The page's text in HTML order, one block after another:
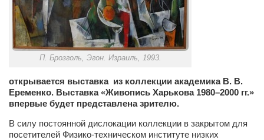
Активный отдых
Курьезы
Досье
Лариса Ильченко
Орест Коваль
Тамара Кубракова
П. Брозголь, Эгон. Израиль, 1993.
открывается выставка из коллекции академика В. В.
Еременко. Выставка «Живопись Харькова 1980–2000 гг.»
впервые будет представлена зрителю.
В силу постоянной дислокации коллекции в закрытом для
посетителей Физико-техническом институте низких